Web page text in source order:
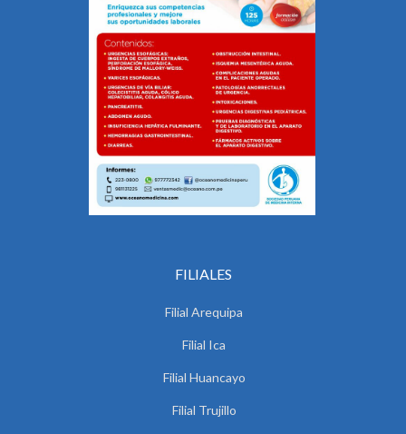
FILIALES
Filial Arequipa
Filial Ica
Filial Huancayo
Filial Trujillo